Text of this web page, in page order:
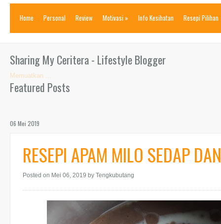
Home Personal Review Motivasi » Info Kesihatan Resepi Pilihan
Sharing My Ceritera - Lifestyle Blogger
Memuatkan ...
Featured Posts
06 Mei 2019
RESEPI APAM MILO SEDAP
Posted on Mei 06, 2019 by Tengkubutang